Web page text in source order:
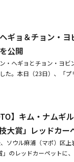
表現された。少年を救う
「秘密を抱いた修女」に
させる表情で見る者を圧
魔者」という紹介だけで
有の冷たい眼差しと強
悪霊に苦しめられたヒジ
ア役を通じて見せるこ
、緊張感を加える。訳も
・ウジンは、ヒジュンの
女たち」は、韓国で24日
ギョ＆チョン・
公開
・ヘギョとチョン・ヨ
た。本日（23日）、「
少年を救うため奮闘す
ら手段を選ばない修女ユ
告し、強いカリスマ性を
ラ役のチョン・ヨビンの
。また、エクソシズムに
ンドレア神父役で特別出
】キム・ナム
大賞」レッドカー
ソウル麻浦（マポ）区
」のレッドカーペットに